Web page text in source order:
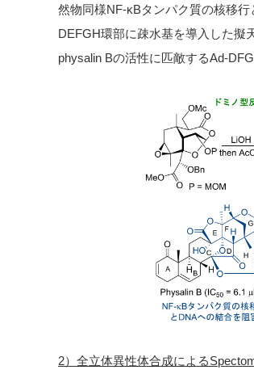
然物同様NF-κBタンパク質の核移行
DEFGH環部に疎水基を導入した擬
physalin Bの活性に匹敵するAd-
2）全立体異性体合成による